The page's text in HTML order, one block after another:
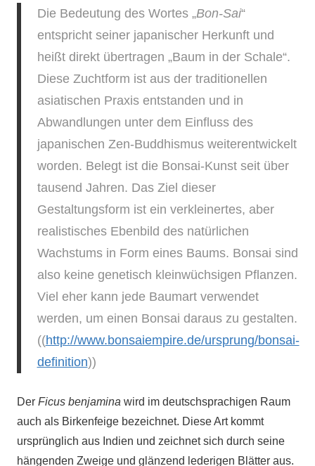
Die Bedeutung des Wortes „Bon-Sai“
entspricht seiner japanischer Herkunft und
heißt direkt übertragen „Baum in der Schale“.
Diese Zuchtform ist aus der traditionellen
asiatischen Praxis entstanden und in
Abwandlungen unter dem Einfluss des
japanischen Zen-Buddhismus weiterentwickelt
worden. Belegt ist die Bonsai-Kunst seit über
tausend Jahren. Das Ziel dieser
Gestaltungsform ist ein verkleinertes, aber
realistisches Ebenbild des natürlichen
Wachstums in Form eines Baums. Bonsai sind
also keine genetisch kleinwüchsigen Pflanzen.
Viel eher kann jede Baumart verwendet
werden, um einen Bonsai daraus zu gestalten.
((http://www.bonsaiempire.de/ursprung/bonsai-
definition))
Der Ficus benjamina wird im deutschsprachigen Raum
auch als Birkenfeige bezeichnet. Diese Art kommt
ursprünglich aus Indien und zeichnet sich durch seine
hängenden Zweige und glänzend lederigen Blätter aus.